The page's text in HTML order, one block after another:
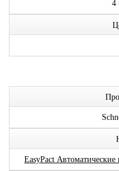
4
EasyPact